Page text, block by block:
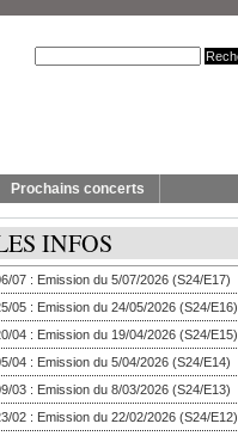
Prochains concerts
INFOS
07 : Emission du 5/07/2026 (S24/E17)
05 : Emission du 24/05/2026 (S24/E16)
04 : Emission du 19/04/2026 (S24/E15)
04 : Emission du 5/04/2026 (S24/E14)
03 : Emission du 8/03/2026 (S24/E13)
02 : Emission du 22/02/2026 (S24/E12)